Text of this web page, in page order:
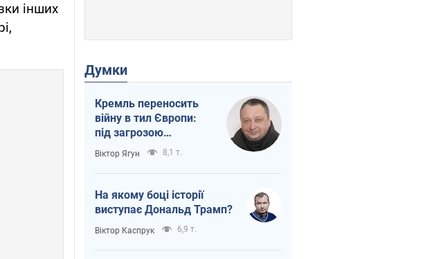
інших
Думки
Кремль переносить
війну в тил Європи:
під загрозою
критична логістика
Віктор Ягун 8,1 т.
На якому боці історії
виступає Дональд Трамп?
Віктор Каспрук 6,9 т.